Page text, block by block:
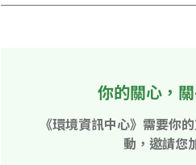
你的關心，
《環境資訊中心》需要你
動，邀請您